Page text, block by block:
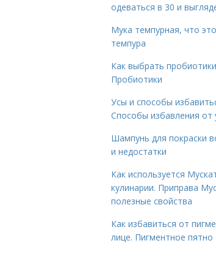
одеваться в 30 и
Мука темпурная, что
темпура
Как выбрать
Пробиотики
Усы и способы
Способы избавления от
Шампунь для покраски
и недостатки
Как используется
кулинарии. Приправа
полезные свойства
Как избавиться от
лице. Пигментное